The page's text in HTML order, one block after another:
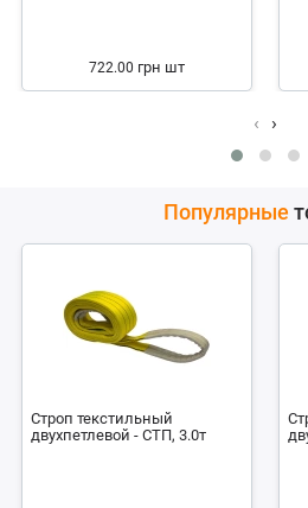
722.00 грн шт
‹ ›
Популярные
Строп текстильный
двухпетлевой - СТП, 3.0т